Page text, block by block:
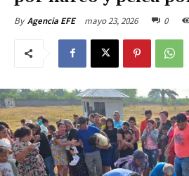
By Agencia EFE mayo 23, 2026 0